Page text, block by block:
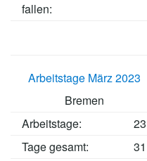
fallen:
Arbeitstage März 2023
Bremen
Arbeitstage:
23
Tage gesamt:
31